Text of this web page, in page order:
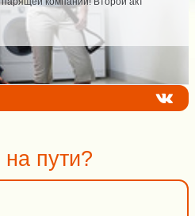
на пути?